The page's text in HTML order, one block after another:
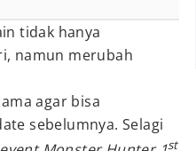
tidak hanya
namun merubah
agar bisa
sebelumnya. Selagi
st